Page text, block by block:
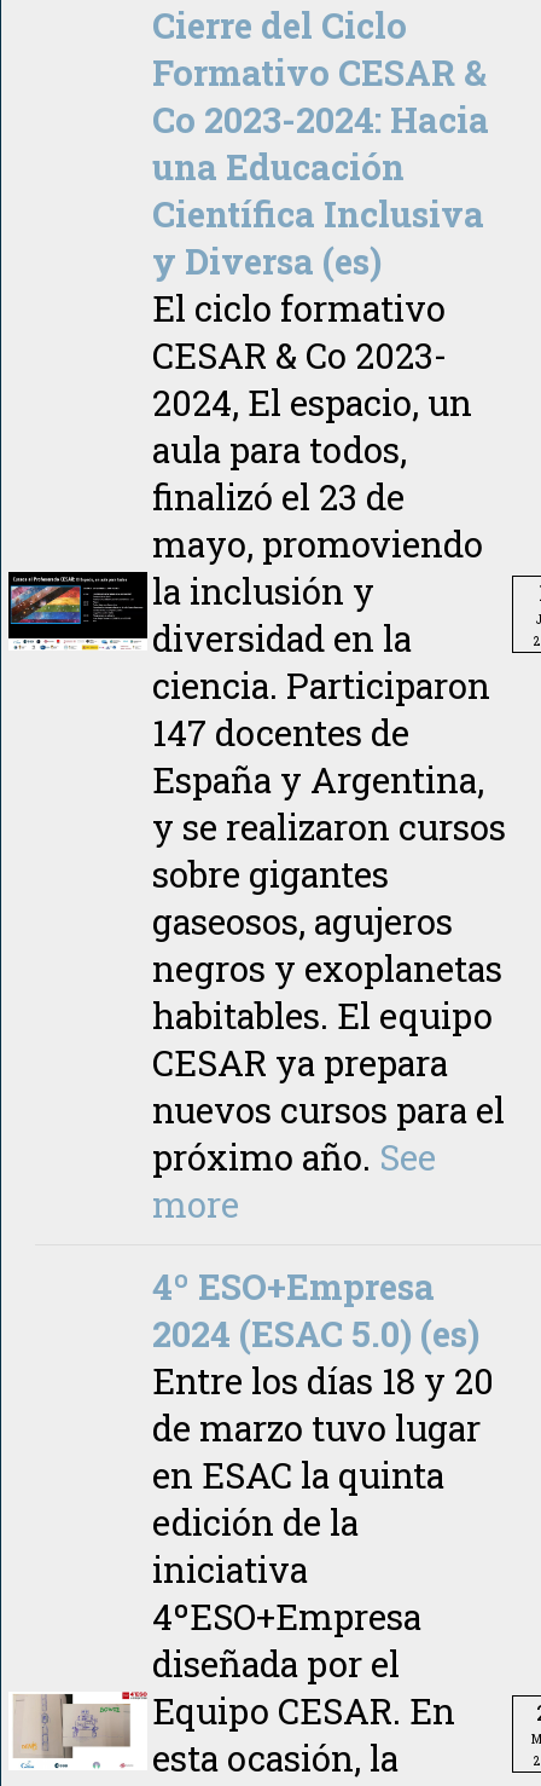
Cierre del Ciclo
Formativo CESAR &
Co 2023-2024: Hacia
una Educación
Científica Inclusiva
y Diversa (es)
El ciclo formativo
CESAR & Co 2023-
2024, El espacio, un
aula para todos,
finalizó el 23 de
mayo, promoviendo
la inclusión y
diversidad en la
ciencia. Participaron
147 docentes de
España y Argentina,
y se realizaron cursos
sobre gigantes
gaseosos, agujeros
negros y exoplanetas
habitables. El equipo
CESAR ya prepara
nuevos cursos para el
próximo año. See
more
4º ESO+Empresa
2024 (ESAC 5.0) (es)
Entre los días 18 y 20
de marzo tuvo lugar
en ESAC la quinta
edición de la
iniciativa
4ºESO+Empresa
diseñada por el
Equipo CESAR. En
esta ocasión, la